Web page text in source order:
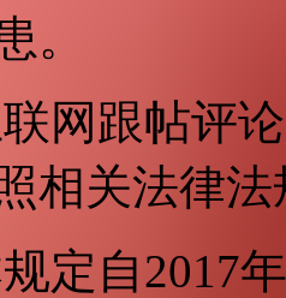
。
网跟帖评
相关法律
定自2017